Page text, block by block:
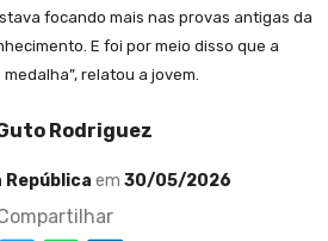
focando mais nas provas antigas da
E foi por meio disso que a
relatou a jovem.
Rodriguez
República em 30/05/2026